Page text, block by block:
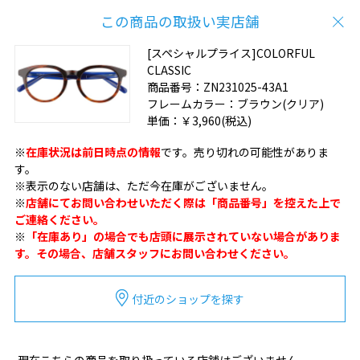
この商品の取扱い実店舗
[スペシャルプライス]COLORFUL
CLASSIC
商品番号： ZN231025-43A1
フレームカラー： ブラウン(クリア)
単価： ￥3,960(税込)
※在庫状況は前日時点の情報です。売り切れの可能性がありま
す。
※表示のない店舗は、ただ今在庫がございません。
※店舗にてお問い合わせいただく際は「商品番号」を控えた上で
ご連絡ください。
※ 「在庫あり」の場合でも店頭に展示されていない場合がありま
す。その場合、店舗スタッフにお問い合わせください。
付近のショップを探す